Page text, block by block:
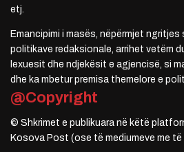
etj.
Emancipimi i masës, nëpërmjet
politikave redaksionale, arrihet vetëm
lexuesit dhe ndjekësit e agjencisë, si
dhe ka mbetur premisa themelore e
@Copyright
© Shkrimet e publikuara në këtë
Kosova Post (ose të mediumeve me të